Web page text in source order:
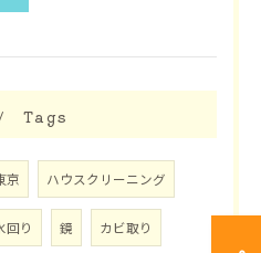
Tags
京 ハウスクリーニング
回り 鏡 カビ取り